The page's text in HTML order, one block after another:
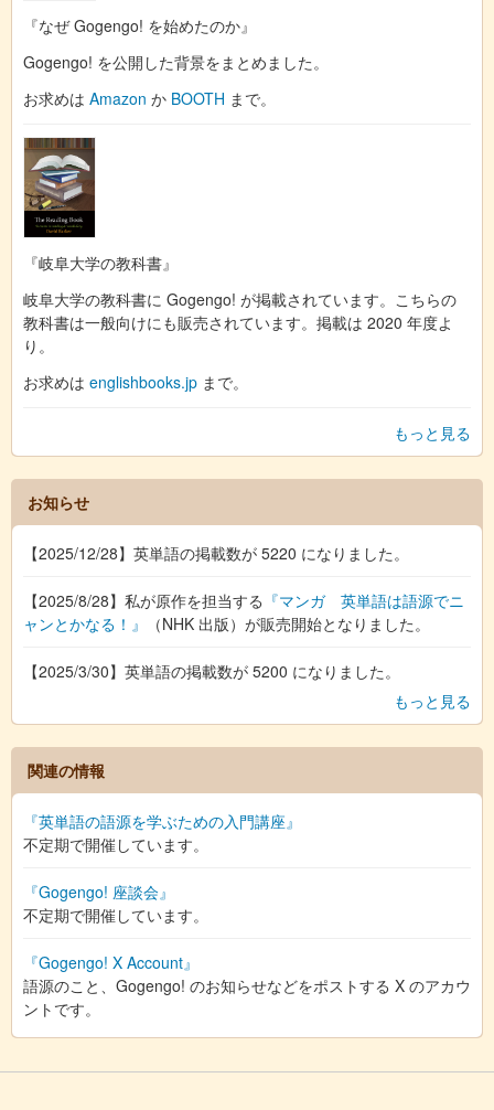
『なぜ Gogengo! を始めたのか』
Gogengo! を公開した背景をまとめました。
お求めは Amazon か BOOTH まで。
『岐阜大学の教科書』
岐阜大学の教科書に Gogengo! が掲載されています。こちらの
教科書は一般向けにも販売されています。掲載は 2020 年度よ
り。
お求めは englishbooks.jp まで。
もっと見る
お知らせ
【2025/12/28】英単語の掲載数が 5220 になりました。
【2025/8/28】私が原作を担当する 『マンガ 英単語は語源でニ
ャンとかなる！』
（NHK 出版）が販売開始となりました。
【2025/3/30】英単語の掲載数が 5200 になりました。
もっと見る
関連の情報
『英単語の語源を学ぶための入門講座』
不定期で開催しています。
『Gogengo! 座談会』
不定期で開催しています。
『Gogengo! X Account』
語源のこと、Gogengo! のお知らせなどをポストする X のアカウ
ントです。